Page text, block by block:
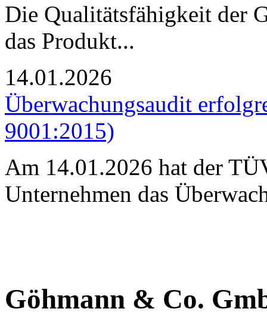
Die Qualitätsfähigkeit der
das Produkt...
14.01.2026
Überwachungsaudit
9001:2015)
Am 14.01.2026 hat der
Unternehmen das
Göhmann & Co.